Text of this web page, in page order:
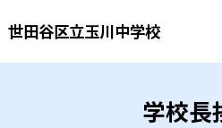
世田谷区立玉川中学校
学校長